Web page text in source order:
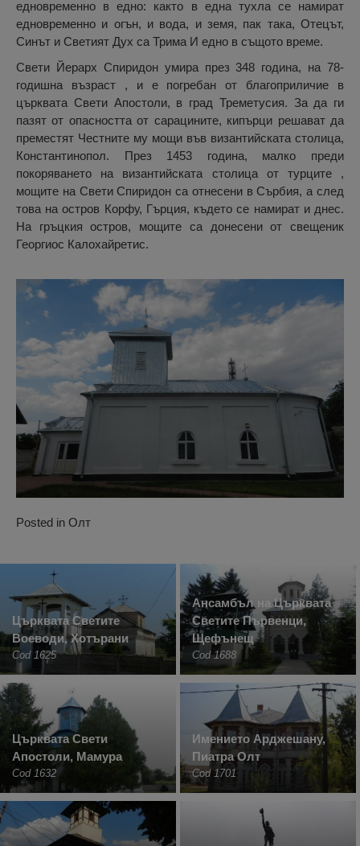
едновременно в едно: както в една тухла се намират
едновременно и огън, и вода, и земя, пак така, Отецът,
Синът и Светият Дух са Трима И едно в същото време.
Свети Йерарх Спиридон умира през 348 година, на 78-
годишна възраст , и е погребан от благоприличие в
църквата Свети Апостоли, в град Треметусия. За да ги
пазят от опасността от сарацините, кипърци решават да
преместят Честните му мощи във византийската столица,
Константинопол. През 1453 година, малко преди
покоряването на византийската столица от турците ,
мощите на Свети Спиридон са отнесени в Сърбия, а след
това на остров Корфу, Гърция, където се намират и днес.
На гръцкия остров, мощите са донесени от свещеник
Георгиос Калохайретис.
Posted in Олт
Църквата Светите
Воеводи, Хотърани
Cod 1625
Ансамбъл на Църквата
Светите Първенци,
Щефънещ
Cod 1688
Църквата Свети
Апостоли, Мамура
Cod 1632
Имението Арджешану,
Пиатра Олт
Cod 1701